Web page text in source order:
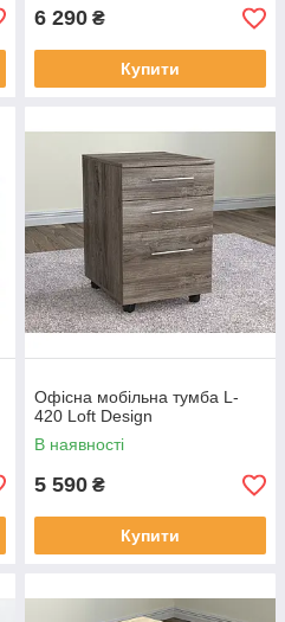
6 290 ₴
Купити
Офісна мобільна тумба L-
420 Loft Design
В наявності
5 590 ₴
Купити